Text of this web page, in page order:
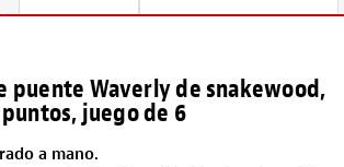
puente Waverly de snakewood,
juego de 6
a mano.